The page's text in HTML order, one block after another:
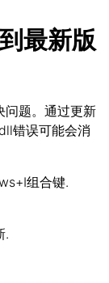
最新版
问题。通过更新
错误可能会消
组合键.
.